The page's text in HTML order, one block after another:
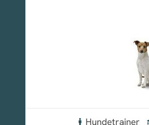
Hundetrainer